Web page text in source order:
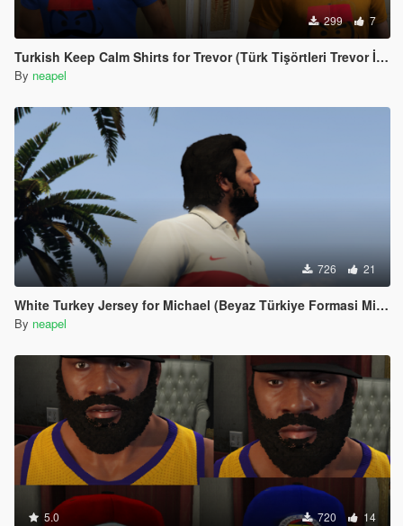
299 7
Turkish Keep Calm Shirts for Trevor (Türk Tişörtleri Trevor İçin)
By neapel
726 21
White Turkey Jersey for Michael (Beyaz Türkiye Formasi Michael icin)
By neapel
5.0 720 14